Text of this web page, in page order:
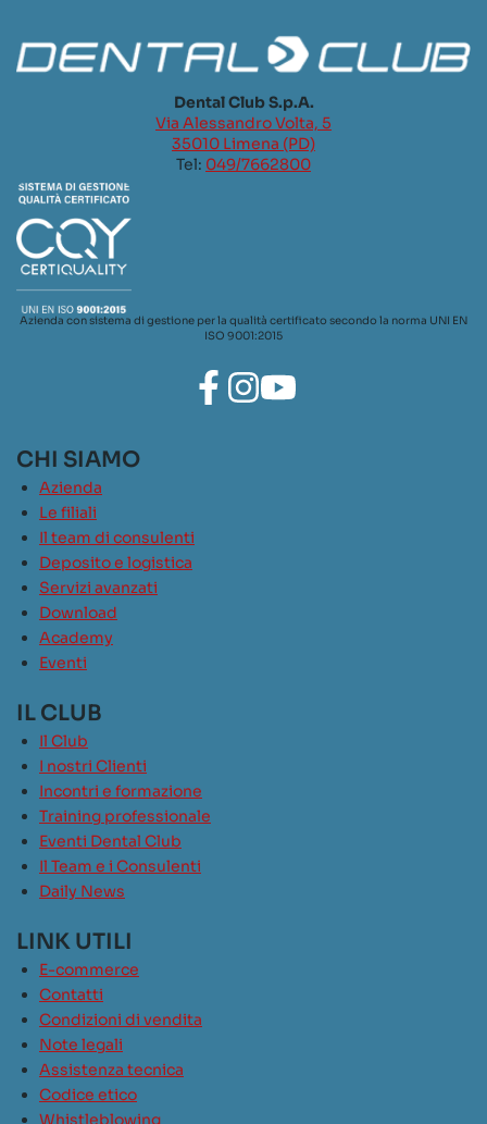
Dental Club S.p.A.
Via Alessandro Volta, 5
35010 Limena (PD)
Tel: 049/7662800
Azienda con sistema di gestione per la qualità certificato secondo la norma UNI EN
ISO 9001:2015
CHI SIAMO
Azienda
Le filiali
Il team di consulenti
Deposito e logistica
Servizi avanzati
Download
Academy
Eventi
IL CLUB
Il Club
I nostri Clienti
Incontri e formazione
Training professionale
Eventi Dental Club
Il Team e i Consulenti
Daily News
LINK UTILI
E-commerce
Contatti
Condizioni di vendita
Note legali
Assistenza tecnica
Codice etico
Whistleblowing